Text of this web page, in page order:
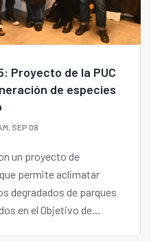
Proyecto de la PUC
de especies
SEP 08
un proyecto de
permite aclimatar
degradados de parques